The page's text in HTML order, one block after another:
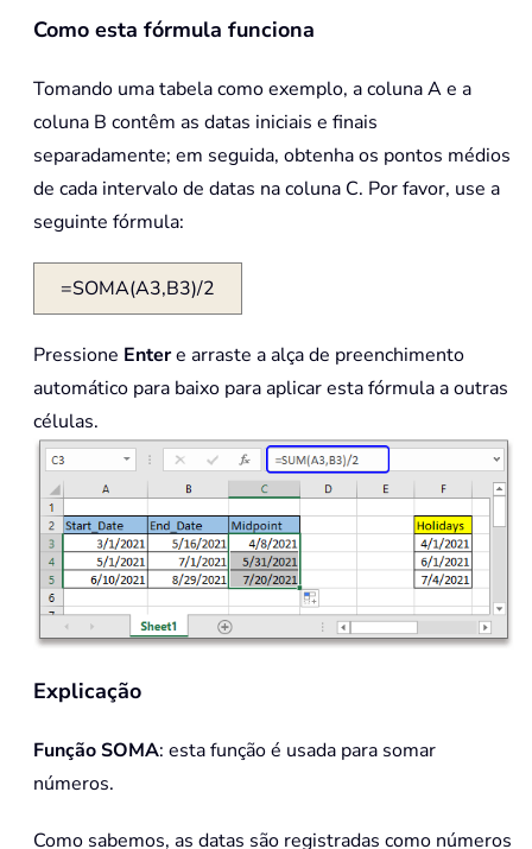
Como esta fórmula funciona
Tomando uma tabela como exemplo, a coluna A e a
coluna B contêm as datas iniciais e finais
separadamente; em seguida, obtenha os pontos médios
de cada intervalo de datas na coluna C. Por favor, use a
seguinte fórmula:
=SOMA(A3,B3)/2
Pressione Entere arraste a alça de preenchimento
automático para baixo para aplicar esta fórmula a outras
células.
Explicação
Função SOMA: esta função é usada para somar
números.
Como sabemos, as datas são registradas como números